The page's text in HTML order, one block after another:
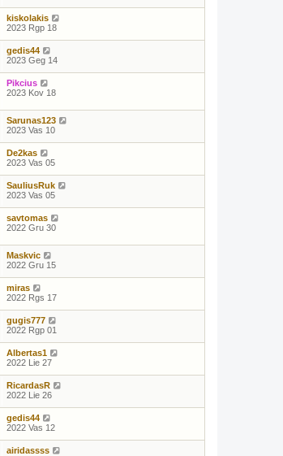
kiskolakis
2023 Rgp 18
gedis44
2023 Geg 14
Pikcius
2023 Kov 18
Sarunas123
2023 Vas 10
De2kas
2023 Vas 05
SauliusRuk
2023 Vas 05
savtomas
2022 Gru 30
Maskvic
2022 Gru 15
miras
2022 Rgs 17
gugis777
2022 Rgp 01
Albertas1
2022 Lie 27
RicardasR
2022 Lie 26
gedis44
2022 Vas 12
airidassss